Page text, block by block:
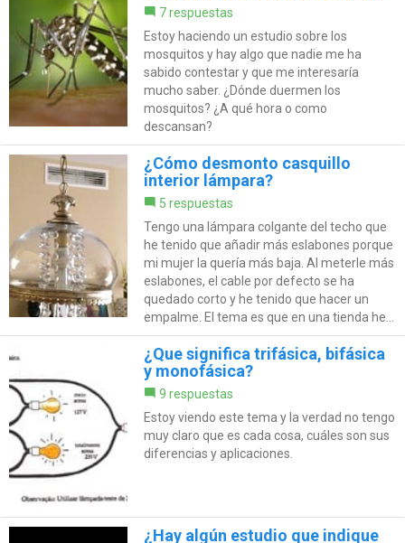
7 respuestas
Estoy haciendo un estudio sobre los
mosquitos y hay algo que nadie me ha
sabido contestar y que me interesaría
mucho saber. ¿Dónde duermen los
mosquitos? ¿A qué hora o como
descansan?
¿Cómo desmonto casquillo
interior lámpara?
5 respuestas
Tengo una lámpara colgante del techo que
he tenido que añadir más eslabones porque
mi mujer la quería más baja. Al meterle más
eslabones, el cable por defecto se ha
quedado corto y he tenido que hacer un
empalme. El tema es que en una tienda he...
¿Que significa trifásica, bifásica
y monofásica?
9 respuestas
Estoy viendo este tema y la verdad no tengo
muy claro que es cada cosa, cuáles son sus
diferencias y aplicaciones.
¿Hay algún estudio que indique